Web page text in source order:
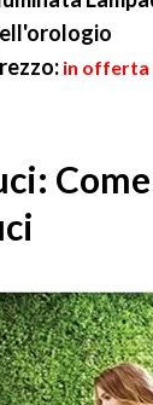
in offerta